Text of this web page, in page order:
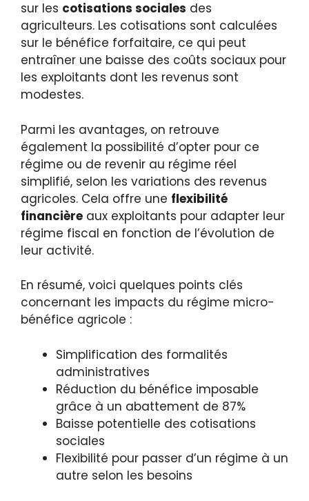
sur les cotisations sociales des
agriculteurs. Les cotisations sont calculées
sur le bénéfice forfaitaire, ce qui peut
entraîner une baisse des coûts sociaux pour
les exploitants dont les revenus sont
modestes.
Parmi les avantages, on retrouve
également la possibilité d’opter pour ce
régime ou de revenir au régime réel
simplifié, selon les variations des revenus
agricoles. Cela offre une flexibilité
financière aux exploitants pour adapter leur
régime fiscal en fonction de l’évolution de
leur activité.
En résumé, voici quelques points clés
concernant les impacts du régime micro-
bénéfice agricole :
Simplification des formalités
administratives
Réduction du bénéfice imposable
grâce à un abattement de 87%
Baisse potentielle des cotisations
sociales
Flexibilité pour passer d’un régime à un
autre selon les besoins